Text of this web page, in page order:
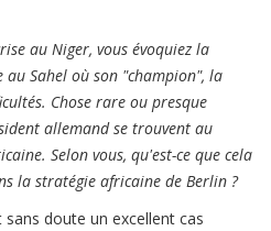
au Niger, vous évoquiez la
au Sahel où son "champion", la
Chose rare ou presque
allemand se trouvent au
Selon vous, qu'est-ce que cela
la stratégie africaine de Berlin ?
doute un excellent cas